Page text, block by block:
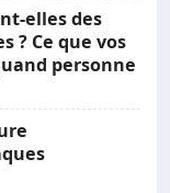
elles des
? Ce que vos
personne